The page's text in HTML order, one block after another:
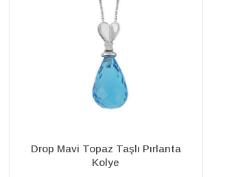
Pırlanta ve Oval Safir Taşlı Kolye